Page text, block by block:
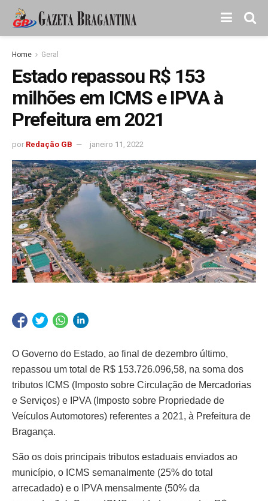
Home Geral
Estado repassou R$ 153
milhões em ICMS e IPVA à
Prefeitura em 2021
por Redação GB janeiro 11, 2022
O Governo do Estado, ao final de dezembro último,
repassou um total de R$ 153.726.096,58, na soma dos
tributos ICMS (Imposto sobre Circulação de Mercadorias
e Serviços) e IPVA (Imposto sobre Propriedade de
Veículos Automotores) referentes a 2021, à Prefeitura de
Bragança.
São os dois principais tributos estaduais enviados ao
município, o ICMS semanalmente (25% do total
arrecadado) e o IPVA mensalmente (50% da